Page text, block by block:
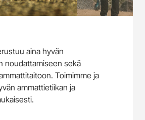
aina hyvän
noudattamiseen sekä
Toimimme ja
ammattietiikan ja